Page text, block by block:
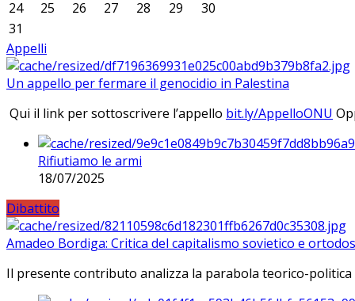
24 25 26 27 28 29
30
31
Appelli
Un appello per fermare il genocidio in Palestina
Qui il link per sottoscrivere l’appello bit.ly/AppelloONU
Rifiutiamo le armi
18/07/2025
Dibattito
Amadeo Bordiga: Critica del capitalismo sovietico e
Il presente contributo analizza la parabola teorico-